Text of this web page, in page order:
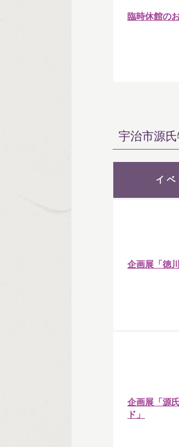
臨時休館の
宇治市源
イベ
企画展「徳
企画展「源
ド」